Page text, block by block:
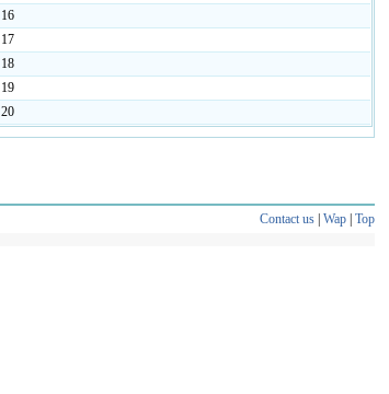
16
17
18
19
20
Contact us| Wap| Top